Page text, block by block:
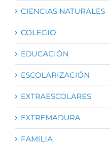
CIENCIAS NATURALES
COLEGIO
EDUCACIÓN
ESCOLARIZACIÓN
EXTRAESCOLARES
EXTREMADURA
FAMILIA